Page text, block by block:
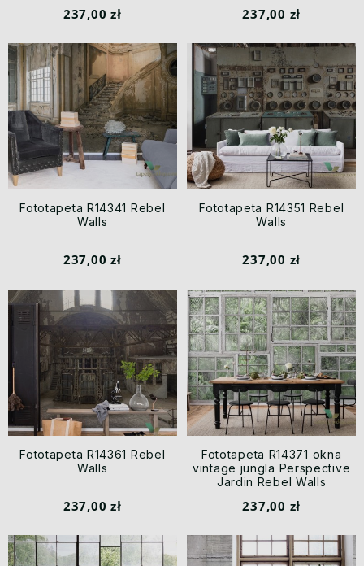
237,00 zł 237,00 zł
Fototapeta R14341 Rebel
Walls
237,00 zł
Fototapeta R14351 Rebel
Walls
237,00 zł
Fototapeta R14361 Rebel
Walls
237,00 zł
Fototapeta R14371 okna
vintage jungla Perspective
Jardin Rebel Walls
237,00 zł